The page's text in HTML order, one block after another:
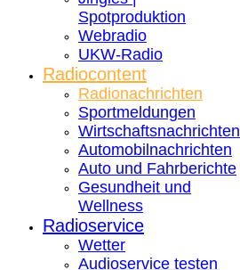
Spotproduktion
Webradio
UKW-Radio
Radiocontent
Radionachrichten
Sportmeldungen
Wirtschaftsnachrichten
Automobilnachrichten
Auto und Fahrberichte
Gesundheit und
Wellness
Radioservice
Wetter
Audioservice testen